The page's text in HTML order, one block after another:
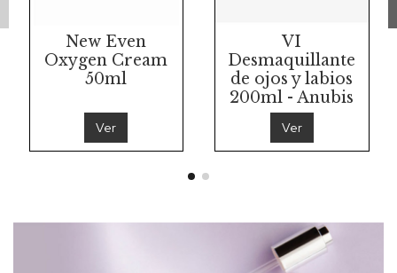
New Even
Oxygen Cream
50ml
Ver
VI
Desmaquillante
de ojos y labios
200ml - Anubis
Ver